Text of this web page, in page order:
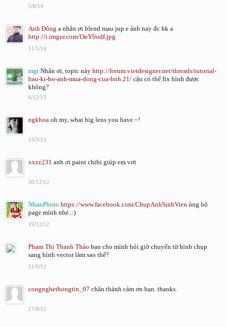
5/8/14
Anh Đông a nhân ơi blend mau jup e ảnh nay đc hk a
http://i.imgur.com/OnY0odf.jpg
11/5/14
mgr Nhân ơi, topic này http://forum.vietdesigner.net/threads/tutorial-
hau-ki-bo-anh-mua-dong-cua-hnh.21/ cậu có thể fix hình được
không?
6/12/13
ngkhoa oh my, what big lens you have ~!
15/3/13
xxzz231 anh ơi paint chibi giúp em vơi
30/12/12
NhanPhoto https://www.facebook.com/ChupAnhSinhVien ủng hộ
page mình nhé..:)
19/12/12
Phạm Thị Thanh Thảo bạn cho mình hỏi giờ chuyển từ hình chụp
sang hình vector làm sao thế?
11/9/12
congnghethongtin_07 chân thành cảm ơn bạn. thanks.
17/8/12